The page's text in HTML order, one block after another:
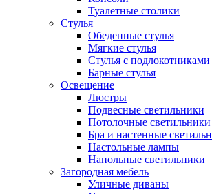
Туалетные столики
Стулья
Обеденные стулья
Мягкие стулья
Стулья с подлокотниками
Барные стулья
Освещение
Люстры
Подвесные светильники
Потолочные светильники
Бра и настенные
Настольные лампы
Напольные светильники
Загородная мебель
Уличные диваны